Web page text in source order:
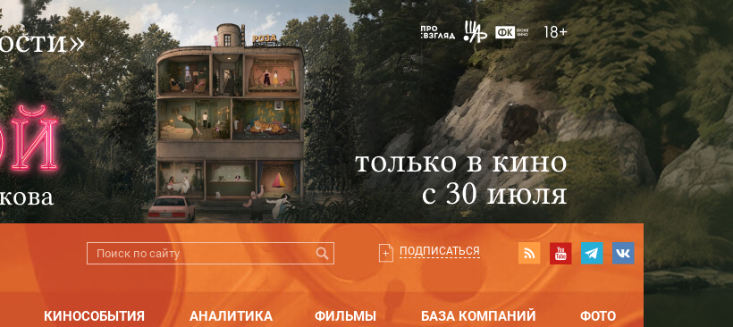
ПОДПИСАТЬСЯ
КИНОСОБЫТИЯ АНАЛИТИКА ФИЛЬМЫ БАЗА КОМПАНИЙ ФОТО